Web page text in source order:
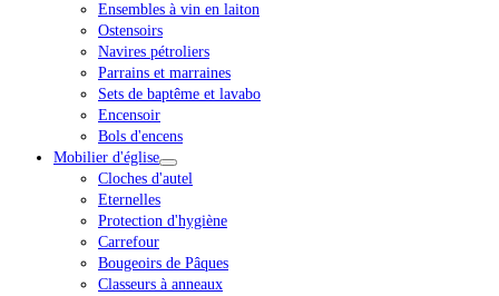
Ensembles à vin en laiton
Ostensoirs
Navires pétroliers
Parrains et marraines
Sets de baptême et lavabo
Encensoir
Bols d'encens
Mobilier d'église
Cloches d'autel
Eternelles
Protection d'hygiène
Carrefour
Bougeoirs de Pâques
Classeurs à anneaux